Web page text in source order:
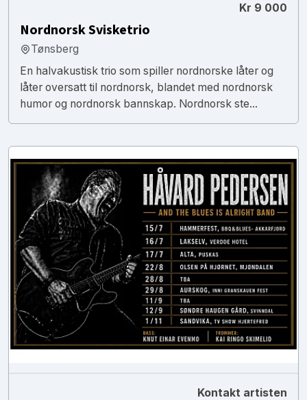
Kr 9 000
Nordnorsk Svisketrio
Tønsberg
En halvakustisk trio som spiller nordnorske låter og
låter oversatt til nordnorsk, blandet med nordnorsk
humor og nordnorsk bannskap. Nordnorsk ste...
Kontakt artisten